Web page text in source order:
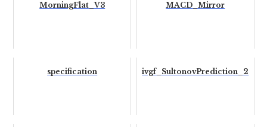
MorningFlat_V3 MACD_Mirror
specification ivgf_SultonovPrediction_2